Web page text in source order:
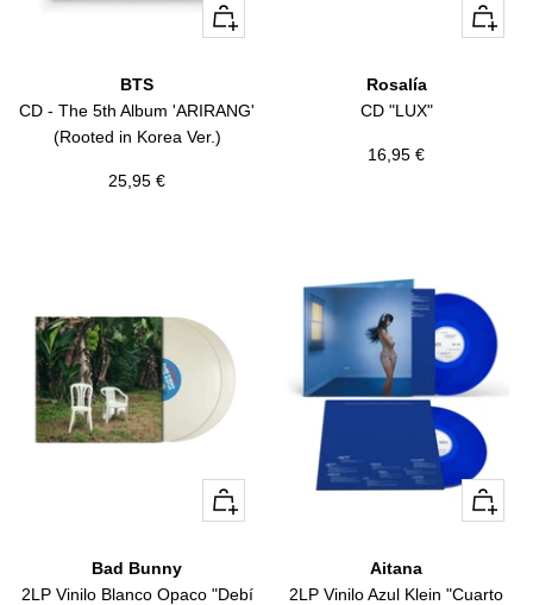
+
Añadir
BTS
CD - The 5th Album 'ARIRANG'
(Rooted in Korea Ver.)
Precio
25,95 €
+
Añadir
Rosalía
CD "LUX"
Precio
16,95 €
+
Añadir
Bad Bunny
2LP Vinilo Blanco Opaco "Debí
+
Añadir
Aitana
2LP Vinilo Azul Klein "Cuarto